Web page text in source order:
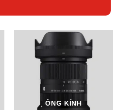
ỐNG KÍNH